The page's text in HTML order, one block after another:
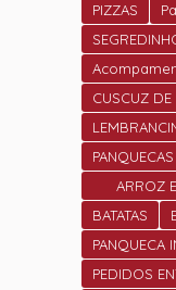
PIZZAS
CUSCUZ
PANQUECAS
ARROZ
BATATAS
PANQUECA
PEDIDOS